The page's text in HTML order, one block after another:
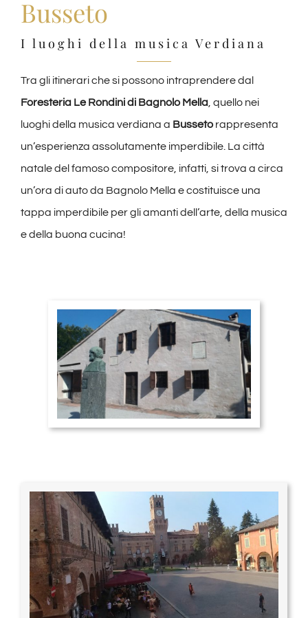
Busseto
I luoghi della musica Verdiana
Tra gli itinerari che si possono intraprendere dal
Foresteria Le Rondini di Bagnolo Mella , quello nei
luoghi della musica verdiana a Bussetorappresenta
un’esperienza assolutamente imperdibile. La città
natale del famoso compositore, infatti, si trova a circa
un’ora di auto da Bagnolo Mella e costituisce una
tappa imperdibile per gli amanti dell’arte, della musica
e della buona cucina!